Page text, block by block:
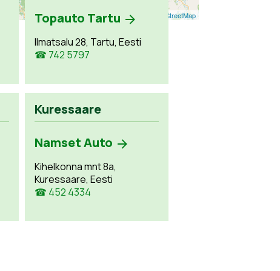
Leaflet OpenStreetMap
Topauto Tartu
Ilmatsalu 28, Tartu, Eesti
☎ 742 5797
Kuressaare
Namset Auto
Kihelkonna mnt 8a,
Kuressaare, Eesti
☎ 452 4334